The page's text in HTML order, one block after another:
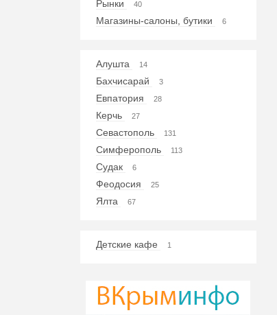
Рынки 40
Магазины-салоны, бутики 6
Алушта 14
Бахчисарай 3
Евпатория 28
Керчь 27
Севастополь 131
Симферополь 113
Судак 6
Феодосия 25
Ялта 67
Детские кафе 1